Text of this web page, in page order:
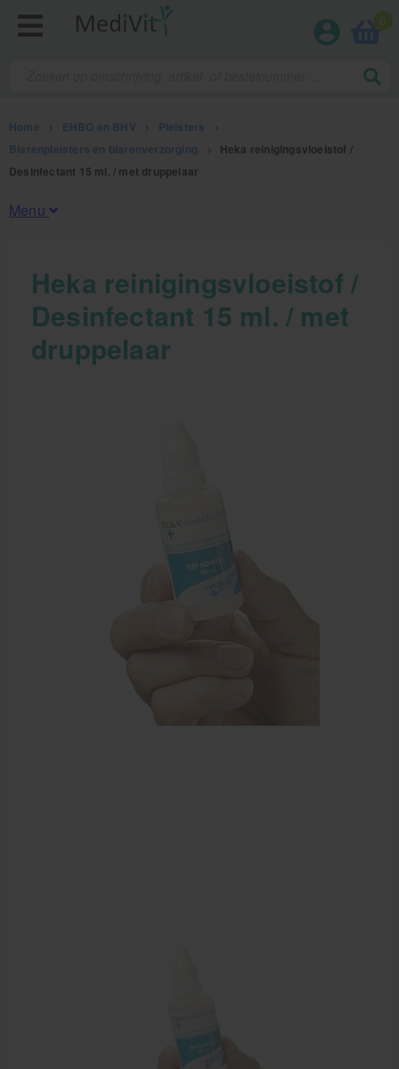
0
Home EHBO en BHV Pleisters
Blarenpleisters en blarenverzorging
Heka reinigingsvloeistof /
Desinfectant 15 ml. / met druppelaar
Menu
Fysiotherapieproducten
Verbruiksmaterialen
Massage
Brandwonden verzorging
Veiligheidshesjes
Heka reinigingsvloeistof /
Desinfectant 15 ml. / met
druppelaar